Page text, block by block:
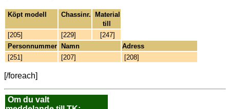
Köpt modell Chassinr. Material
till
[205]
[229]
[247]
Personnummer Namn
Adress
[251]
[207] [208]
[/foreach]
Om du valt